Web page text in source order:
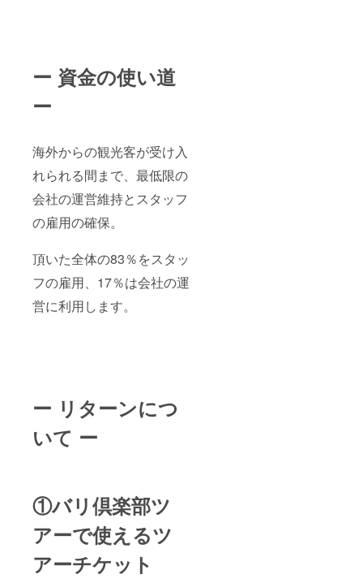
ー 資金の使い道
ー
海外からの観光客が受け入
れられる間まで、最低限の
会社の運営維持とスタッフ
の雇用の確保。
頂いた全体の83％をスタッ
フの雇用、17％は会社の運
営に利用します。
ー リターンにつ
いて ー
①バリ倶楽部ツ
アーで使えるツ
アーチケット